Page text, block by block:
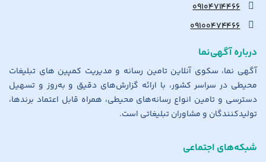
۰۹۱۰۴۷۱۴۴۶۶
۰۹۱۰۰۴۷۴۴۶۶
درباره آگهی‌نما
آگهی نما، سکوی آنلاین تامین رسانه و مدیریت کمپین های تبلیغات
محیطی در سراسر کشور، با ارائه گزارش‌های دقیق و به‌روز و تسهیل
دسترسی و تامین انواع رسانه‌های محیطی، همراه قابل اعتماد برندها،
تولیدکنندگان و مشاوران تبلیغاتی است.
شبکه‌های اجتماعی